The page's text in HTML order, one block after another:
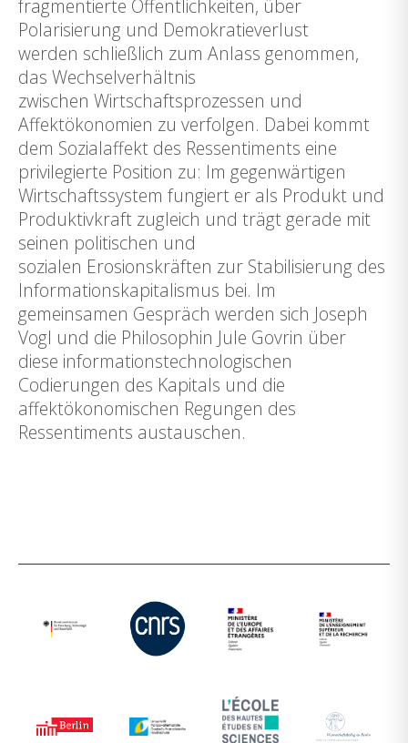
fragmentierte Öffentlichkeiten, über
Polarisierung und Demokratieverlust
werden schließlich zum Anlass genommen,
das Wechselverhältnis
zwischen Wirtschaftsprozessen und
Affektökonomien zu verfolgen. Dabei kommt
dem Sozialaffekt des Ressentiments eine
privilegierte Position zu: Im gegenwärtigen
Wirtschaftssystem fungiert er als Produkt und
Produktivkraft zugleich und trägt gerade mit
seinen politischen und
sozialen Erosionskräften zur Stabilisierung des
Informationskapitalismus bei. Im
gemeinsamen Gespräch werden sich Joseph
Vogl und die Philosophin Jule Govrin über
diese informationstechnologischen
Codierungen des Kapitals und die
affektökonomischen Regungen des
Ressentiments austauschen.